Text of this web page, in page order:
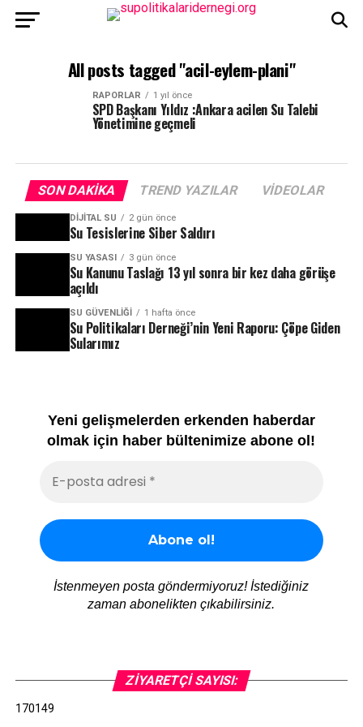
All posts tagged "acil-eylem-plani"
RAPORLAR 1 yıl önce
SPD Başkanı Yıldız :Ankara acilen Su Talebi
Yönetimine geçmeli
SON DAKIKA TREND YAZILAR VIDEOLAR
DIJITAL SU 2 gün önce
Su Tesislerine Siber Saldırı
SU YASASI 3 gün önce
Su Kanunu Taslağı 13 yıl sonra bir kez daha görüşe
açıldı
SU GÜVENLIĞI 1 hafta önce
Su Politikaları Derneği’nin Yeni Raporu: Çöpe Giden
Sularımız
Yeni gelişmelerden erkenden haberdar
olmak için haber bültenimize abone ol!
İstenmeyen posta göndermiyoruz! İstediğiniz
zaman abonelikten çıkabilirsiniz.
ZIYARETÇI SAYISI:
170149